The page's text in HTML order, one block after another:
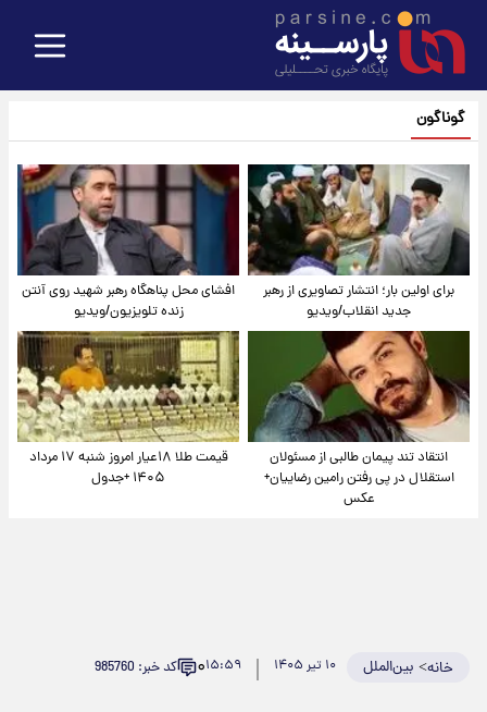
گوناگون
برای اولین بار؛ انتشار تصاویری از رهبر
جدید انقلاب/ویدیو
افشای محل پناهگاه‌ رهبر شهید روی آنتن
زنده تلویزیون/ویدیو
انتقاد تند پیمان طالبی از مسئولان
استقلال در پی رفتن رامین رضاییان+
عکس
قیمت طلا ۱۸عیار امروز شنبه ۱۷ مرداد
۱۴۰۵ +جدول
خانه> بین‌الملل ۱۰ تیر ۱۴۰۵ ۱۵:۵۹۰ کد خبر: 985760